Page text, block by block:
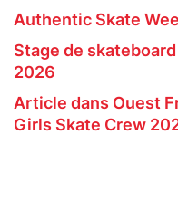
Authentic Skate
Stage de
2026
Article dans Ouest
Girls Skate Crew